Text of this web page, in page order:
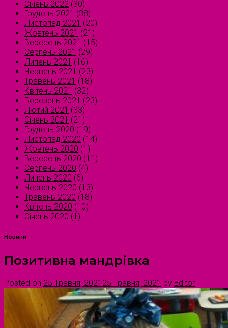
Січень 2022 (30)
Грудень 2021 (38)
Листопад 2021 (20)
Жовтень 2021 (21)
Вересень 2021 (15)
Серпень 2021 (29)
Липень 2021 (16)
Червень 2021 (23)
Травень 2021 (18)
Квітень 2021 (32)
Березень 2021 (23)
Лютий 2021 (33)
Січень 2021 (21)
Грудень 2020 (19)
Листопад 2020 (14)
Жовтень 2020 (1)
Вересень 2020 (11)
Серпень 2020 (4)
Липень 2020 (6)
Червень 2020 (13)
Травень 2020 (18)
Квітень 2020 (10)
Січень 2020 (1)
Новини
Позитивна мандрівка
Posted on 25 Травня, 2021 25 Травня, 2021 by Editor